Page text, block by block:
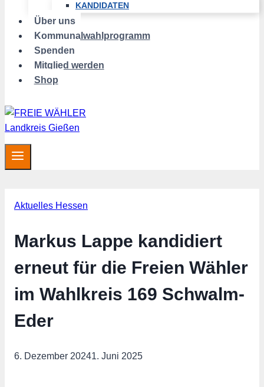
KANDIDATEN
Über uns
Kommunalwahlprogramm
Spenden
Mitglied werden
Shop
Aktuelles Hessen
Markus Lappe kandidiert
erneut für die Freien Wähler
im Wahlkreis 169 Schwalm-
Eder
6. Dezember 20241. Juni 2025